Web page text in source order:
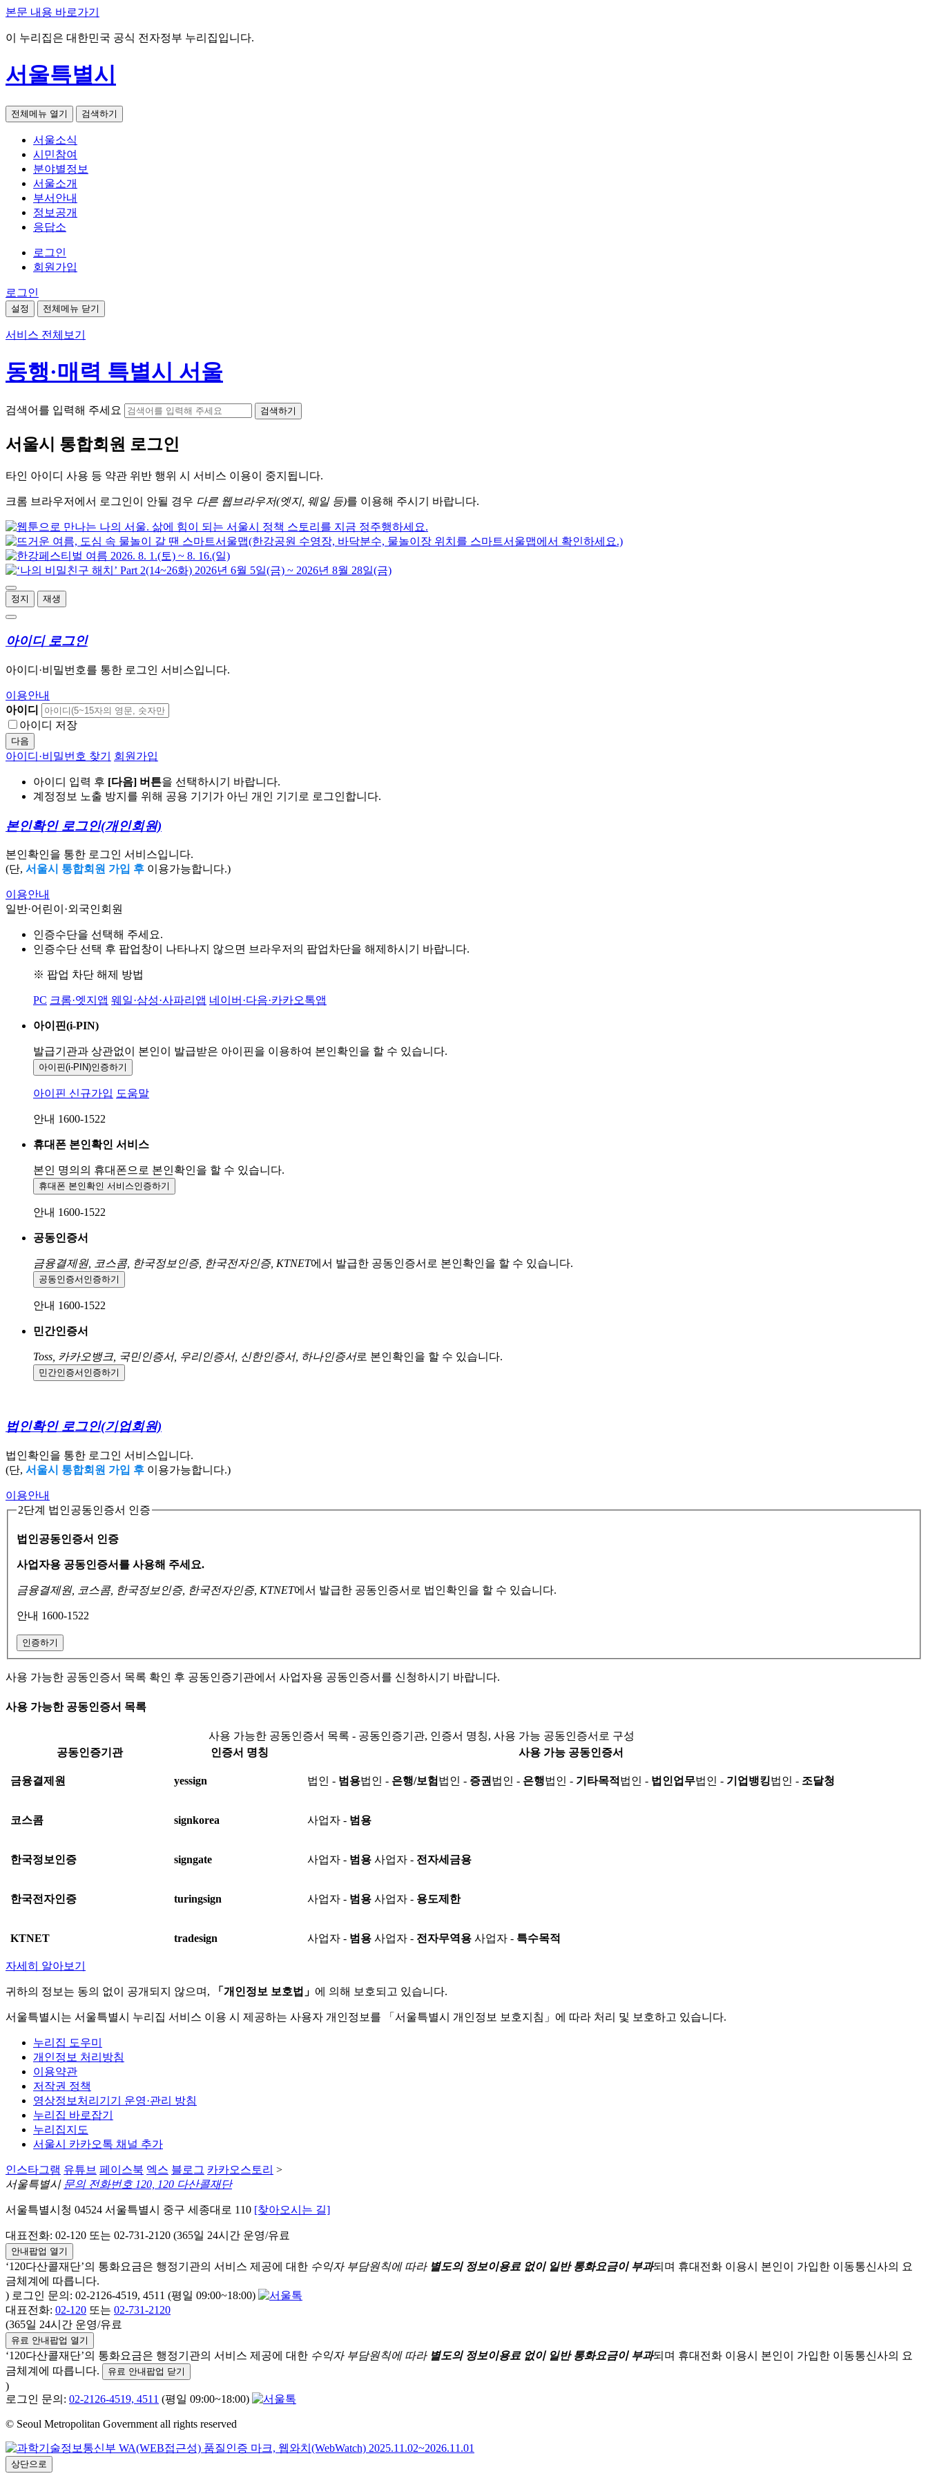
본문 내용 바로가기
이 누리집은 대한민국 공식 전자정부 누리집입니다.
서울특별시
전체메뉴 열기 검색하기
서울소식
시민참여
분야별정보
서울소개
부서안내
정보공개
응답소
로그인
회원가입
로그인
설정 전체메뉴 닫기
서비스 전체보기
동행·매력 특별시 서울
검색어를 입력해 주세요 검색하기
서울시 통합회원 로그인
타인 아이디 사용 등 약관 위반 행위 시 서비스 이용이 중지됩니다.
크롬 브라우저에서 로그인이 안될 경우 다른 웹브라우저(엣지, 웨일 등)를 이용해 주시기 바랍니다.
정지 재생
아이디 로그인
아이디·비밀번호를 통한 로그인 서비스입니다.
이용안내
아이디
아이디 저장
다음
아이디·비밀번호 찾기 회원가입
아이디 입력 후 [다음] 버튼을 선택하시기 바랍니다.
계정정보 노출 방지를 위해 공용 기기가 아닌 개인 기기로 로그인합니다.
본인확인 로그인(개인회원)
본인확인을 통한 로그인 서비스입니다.
(단, 서울시 통합회원 가입 후 이용가능합니다.)
이용안내
일반·어린이·외국인회원
인증수단을 선택해 주세요.
인증수단 선택 후 팝업창이 나타나지 않으면 브라우저의 팝업차단을 해제하시기 바랍니다.
※ 팝업 차단 해제 방법
PC 크롬·엣지앱 웨일·삼성·사파리앱 네이버·다음·카카오톡앱
아이핀(i-PIN)
발급기관과 상관없이 본인이 발급받은 아이핀을 이용하여 본인확인을 할 수 있습니다.
아이핀(i-PIN)인증하기
아이핀 신규가입 도움말
안내 1600-1522
휴대폰 본인확인 서비스
본인 명의의 휴대폰으로 본인확인을 할 수 있습니다.
휴대폰 본인확인 서비스인증하기
안내 1600-1522
공동인증서
금융결제원, 코스콤, 한국정보인증, 한국전자인증, KTNET에서 발급한 공동인증서로 본인확인을 할 수 있습니다.
공동인증서 인증하기
안내 1600-1522
민간인증서
Toss, 카카오뱅크, 국민인증서, 우리인증서, 신한인증서, 하나인증서로 본인확인을 할 수 있습니다.
민간인증서 인증하기
법인확인 로그인(기업회원)
법인확인을 통한 로그인 서비스입니다.
(단, 서울시 통합회원 가입 후 이용가능합니다.)
이용안내
2단계 법인공동인증서 인증
법인공동인증서 인증
사업자용 공동인증서를 사용해 주세요.
금융결제원, 코스콤, 한국정보인증, 한국전자인증, KTNET에서 발급한 공동인증서로 법인확인을 할 수 있습니다.
안내 1600-1522
인증하기
사용 가능한 공동인증서 목록 확인 후 공동인증기관에서 사업자용 공동인증서를 신청하시기 바랍니다.
사용 가능한 공동인증서 목록
사용 가능한 공동인증서 목록 - 공동인증기관, 인증서 명칭, 사용 가능 공동인증서로 구성
공동인증기관
인증서 명칭 사용 가능 공동인증서
금융결제원 yessign 법인 - 범용법인 - 은행/보험 법인 - 증권 법인 - 은행법인 - 기타목적 법인 - 법인업무법인 - 기업뱅킹법인 - 조달청
코스콤 signkorea 사업자 - 범용
한국정보인증 signgate 사업자 - 범용 사업자 - 전자세금용
한국전자인증 turingsign 사업자 - 범용 사업자 - 용도제한
KTNET tradesign 사업자 - 범용 사업자 - 전자무역용 사업자 - 특수목적
자세히 알아보기
귀하의 정보는 동의 없이 공개되지 않으며, 「개인정보 보호법」 에 의해 보호되고 있습니다.
서울특별시는 서울특별시 누리집 서비스 이용 시 제공하는 사용자 개인정보를 「서울특별시 개인정보 보호지침」에 따라 처리 및 보호하고 있습니다.
누리집 도우미
개인정보 처리방침
이용약관
저작권 정책
영상정보처리기기 운영·관리 방침
누리집 바로잡기
누리집지도
서울시 카카오톡 채널 추가
인스타그램 유튜브 페이스북 엑스 블로그 카카오스토리 >
서울특별시 문의 전화번호 120, 120 다산콜재단
서울특별시청 04524 서울특별시 중구 세종대로 110 [찾아오시는 길]
대표전화: 02-120 또는 02-731-2120 (365일 24시간 운영/유료
안내팝업 열기
‘120다산콜재단’의 통화요금은 행정기관의 서비스 제공에 대한 수익자 부담원칙에 따라 별도의 정보이용료 없이 일반 통화요금이 부과되며 휴대전화 이용시 본인이 가입한 이동통신사의 요
금체계에 따릅니다.
) 로그인 문의: 02-2126-4519, 4511 (평일 09:00~18:00)
대표전화: 02-120 또는 02-731-2120
(365일 24시간 운영/유료
유료 안내팝업 열기
‘120다산콜재단’의 통화요금은 행정기관의 서비스 제공에 대한 수익자 부담원칙에 따라 별도의 정보이용료 없이 일반 통화요금이 부과되며 휴대전화 이용시 본인이 가입한 이동통신사의 요
금체계에 따릅니다.
유료 안내팝업 닫기
)
로그인 문의: 02-2126-4519, 4511 (평일 09:00~18:00)
© Seoul Metropolitan Government all rights reserved
상단으로